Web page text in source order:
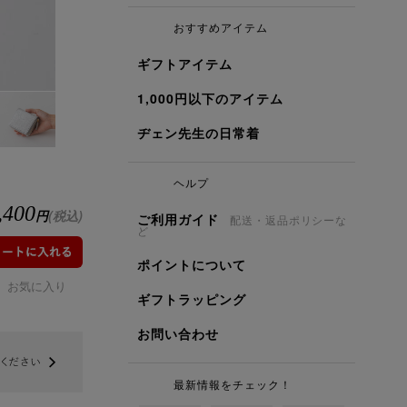
おすすめアイテム
ギフトアイテム
1,000円以下のアイテム
ヂェン先生の日常着
ヘルプ
ご利用ガイド 配送・返品ポリシーな
ど
ポイントについて
ギフトラッピング
お問い合わせ
最新情報をチェック！
円(税込)
お気に入り